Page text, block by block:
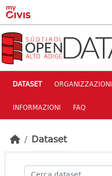
Skip to main content
DATASET ORGANIZZAZIONI
INFORMAZIONI FAQ
Dataset